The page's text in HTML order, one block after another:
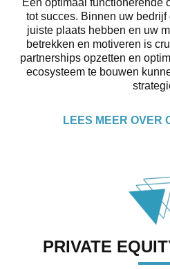
tot succes. Binnen uw
juiste plaats hebben en uw
betrekken en motiveren is
partnerships opzetten en
ecosysteem te bouwen
LEES MEER OVER
PRIVATE